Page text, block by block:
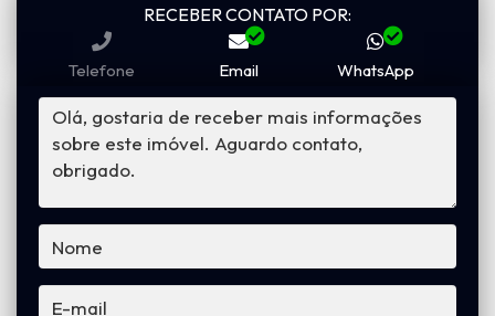
RECEBER CONTATO POR:
Telefone Email WhatsApp